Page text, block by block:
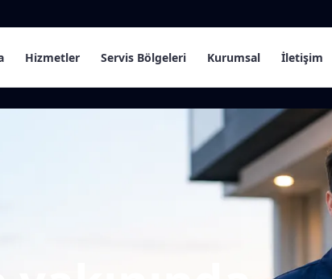
Hizmetler Servis Bölgeleri Kurumsal İletişim